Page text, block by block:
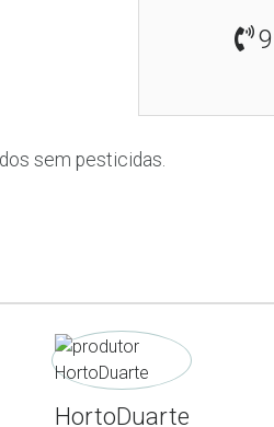
sem pesticidas.
HortoDuarte